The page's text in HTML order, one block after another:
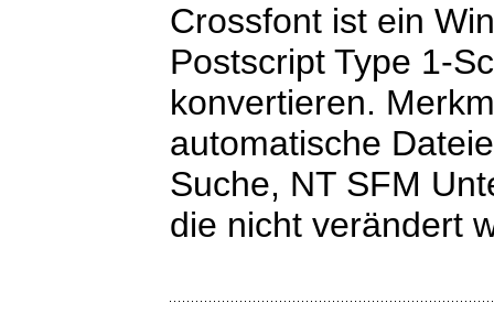
Crossfont ist ein
Postscript Type 1-
konvertieren.
automatische
Suche, NT SFM
die nicht verändert